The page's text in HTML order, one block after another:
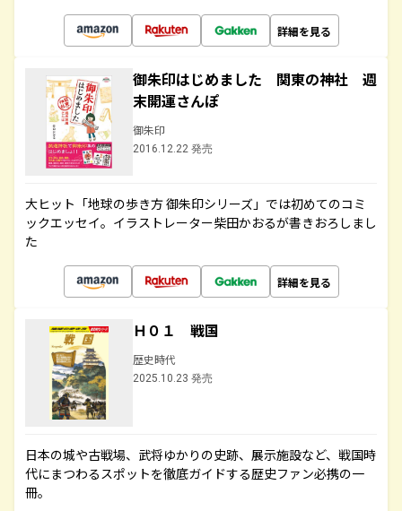
詳細を見る
御朱印はじめました 関東の神社 週
末開運さんぽ
御朱印
2016.12.22 発売
大ヒット「地球の歩き方 御朱印シリーズ」では初めてのコミ
ックエッセイ。イラストレーター柴田かおるが書きおろしまし
た
詳細を見る
Ｈ０１ 戦国
歴史時代
2025.10.23 発売
日本の城や古戦場、武将ゆかりの史跡、展示施設など、戦国時
代にまつわるスポットを徹底ガイドする歴史ファン必携の一
冊。